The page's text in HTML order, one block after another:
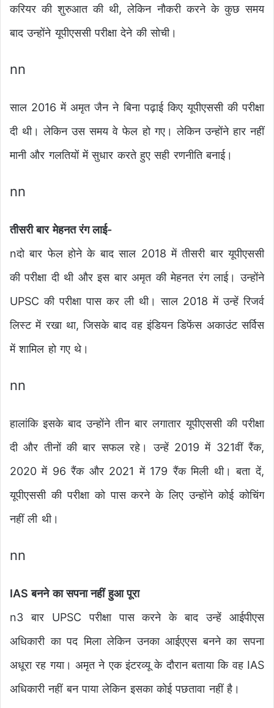
करियर की शुरुआत की थी, लेकिन नौकरी करने के कुछ समय
बाद उन्होंने यूपीएससी परीक्षा देने की सोची।
nn
साल 2016 में अमृत जैन ने बिना पढ़ाई किए यूपीएससी की परीक्षा
दी थी। लेकिन उस समय वे फेल हो गए। लेकिन उन्होंने हार नहीं
मानी और गलतियों में सुधार करते हुए सही रणनीति बनाई।
nn
तीसरी बार मेहनत रंग लाई-
nदो बार फेल होने के बाद साल 2018 में तीसरी बार यूपीएससी
की परीक्षा दी थी और इस बार अमृत की मेहनत रंग लाई। उन्होंने
UPSC की परीक्षा पास कर ली थी। साल 2018 में उन्हें रिजर्व
लिस्ट में रखा था, जिसके बाद वह इंडियन डिफेंस अकाउंट सर्विस
में शामिल हो गए थे।
nn
हालांकि इसके बाद उन्होंने तीन बार लगातार यूपीएससी की परीक्षा
दी और तीनों की बार सफल रहे। उन्हें 2019 में 321वीं रैंक,
2020 में 96 रैंक और 2021 में 179 रैंक मिली थी। बता दें,
यूपीएससी की परीक्षा को पास करने के लिए उन्होंने कोई कोचिंग
नहीं ली थी।
nn
IAS बनने का सपना नहीं हुआ पूरा
n3 बार UPSC परीक्षा पास करने के बाद उन्हें आईपीएस
अधिकारी का पद मिला लेकिन उनका आईएएस बनने का सपना
अधूरा रह गया। अमृत ने एक इंटरव्यू के दौरान बताया कि वह IAS
अधिकारी नहीं बन पाया लेकिन इसका कोई पछतावा नहीं है।